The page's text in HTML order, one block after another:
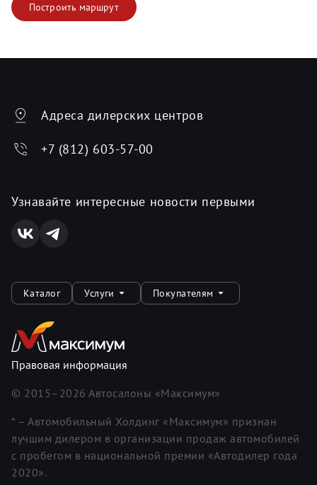
Построить маршрут
Адреса дилерских центров
+7 (812) 603-57-00
Узнавайте интересные новости первыми
Каталог Услуги Покупателям
Правовая информация
© 2015– 2026 Автосалоны «Максимум»
* – Автомобильный Холдинг «Максимум» признан
лучшим дилером в организации продаж автомобилей
с пробегом в национальной премии «Автодилер года
2020».